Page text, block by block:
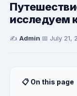
исследуем
✍️ Admin·📅 July 21,
📋 On this page